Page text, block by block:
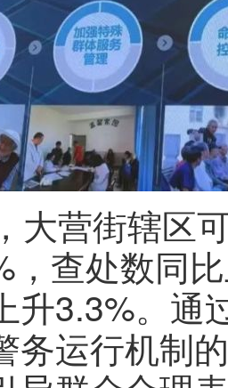
大营街辖区
，查处数同
升3.3%。通
务运行机制